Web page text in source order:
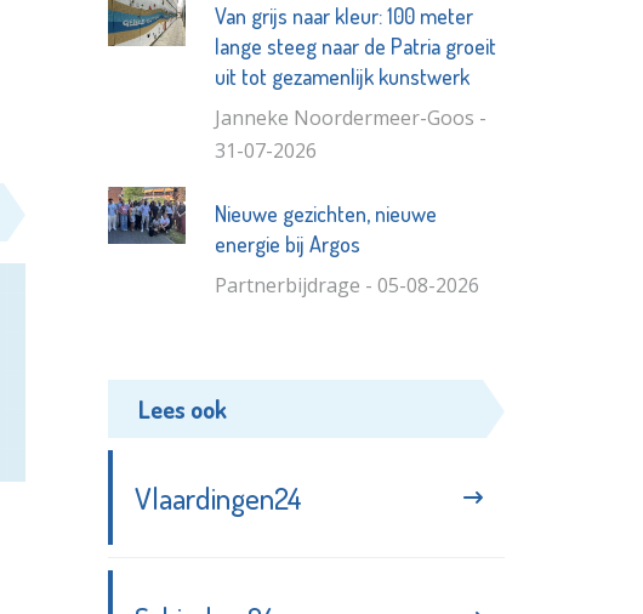
Van grijs naar kleur: 100 meter
lange steeg naar de Patria groeit
uit tot gezamenlijk kunstwerk
Janneke Noordermeer-Goos -
31-07-2026
Nieuwe gezichten, nieuwe
energie bij Argos
Partnerbijdrage - 05-08-2026
Lees ook
Vlaardingen24